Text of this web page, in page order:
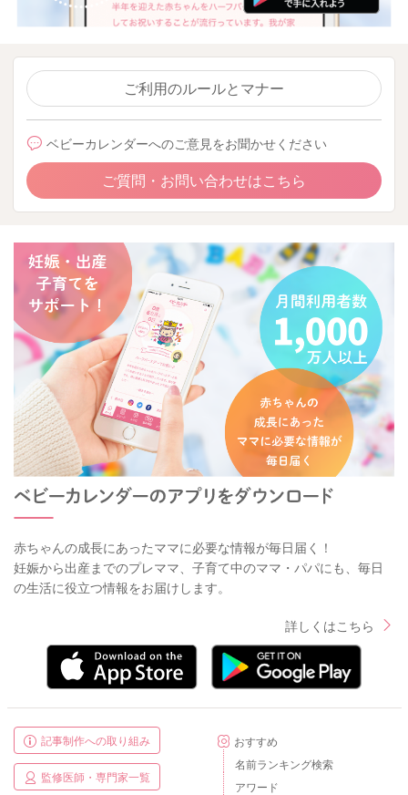
ご利用のルールとマナー
ベビーカレンダーへのご意見をお聞かせください
ご質問・お問い合わせはこちら
赤ちゃんの成長にあったママに必要な情報が毎日届く！
妊娠から出産までのプレママ、子育て中のママ・パパにも、毎日
の生活に役立つ情報をお届けします。
詳しくはこちら
記事制作への取り組み
監修医師・専門家一覧
おすすめ
名前ランキング検索
アワード